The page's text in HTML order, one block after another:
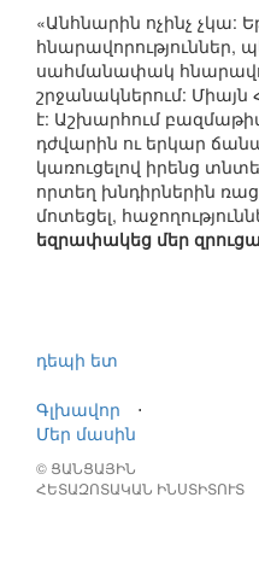
«Անհնարին ոչինչ
հնարավորություններ,
սահմանափակ
շրջանակներում: Միայն
է: Աշխարհում
դժվարին ու երկար
կառուցելով իրենց
որտեղ խնդիրներին
մոտեցել,
եզրափակեց մեր
դեպի ետ
Գլխավոր
⋅
Մեր մասին
© ՑԱՆՑԱՅԻՆ
ՀԵՏԱԶՈՏԱԿԱՆ ԻՆՍՏԻՏՈՒՏ